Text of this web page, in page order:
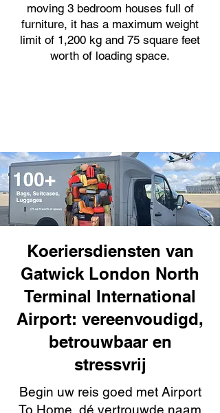
moving 3 bedroom houses full of
furniture, it has a maximum weight
limit of 1,200 kg and 75 square feet
worth of loading space.
Koeriersdiensten van
Gatwick London North
Terminal International
Airport: vereenvoudigd,
betrouwbaar en
stressvrij
Begin uw reis goed met Airport
To Home, dé vertrouwde naam